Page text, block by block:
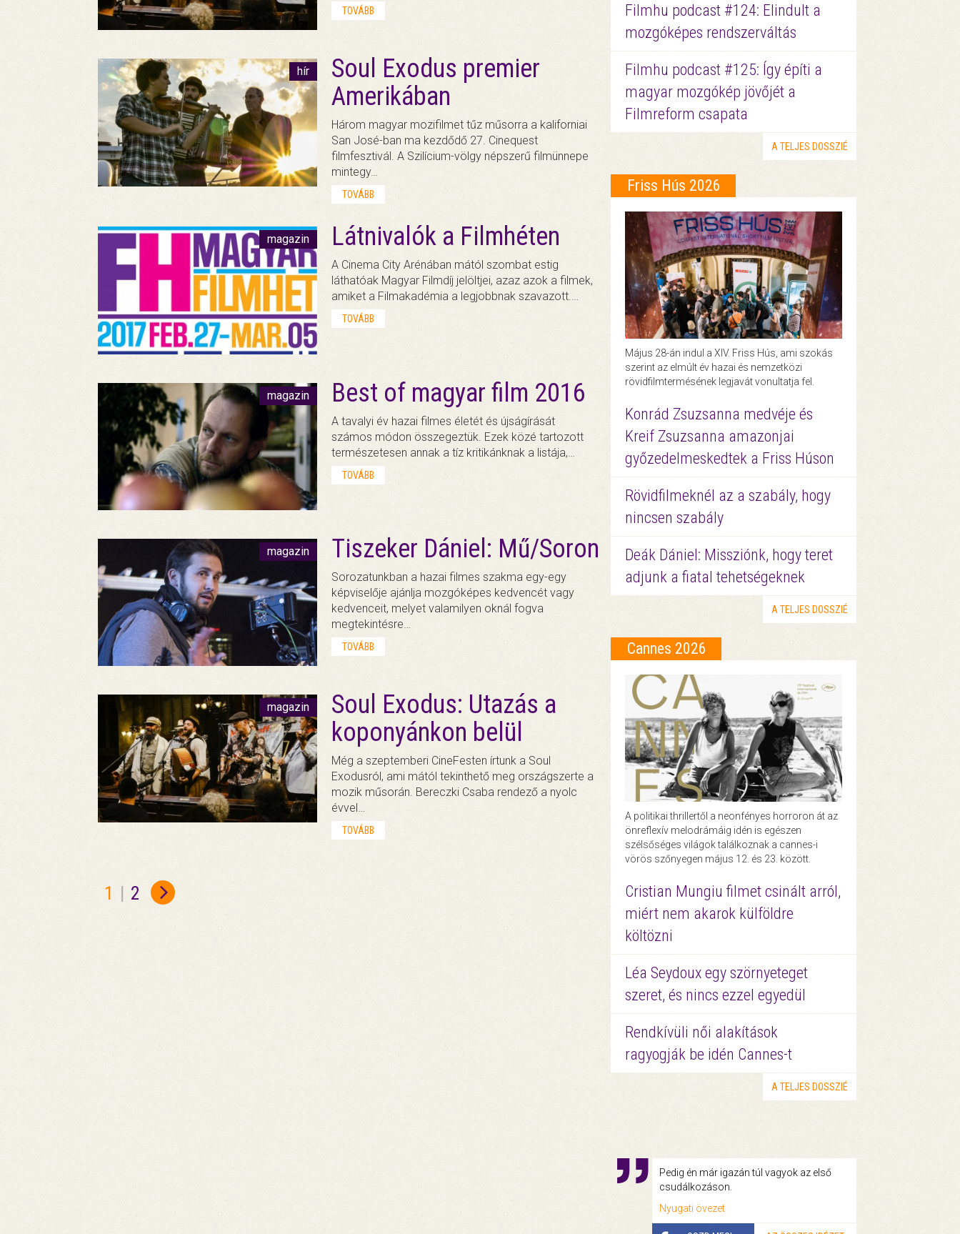
TOVÁBB
hír
Soul Exodus premier
Amerikában
Három magyar mozifilmet tűz műsorra a kaliforniai
San José-ban ma kezdődő 27. Cinequest
filmfesztivál. A Szilícium-völgy népszerű filmünnepe
mintegy…
TOVÁBB
magazin Látnivalók a Filmhéten
A Cinema City Arénában mától szombat estig
láthatóak Magyar Filmdíj jelöltjei, azaz azok a filmek,
amiket a Filmakadémia a legjobbnak szavazott.…
TOVÁBB
magazin Best of magyar film 2016
A tavalyi év hazai filmes életét és újságírását
számos módon összegeztük. Ezek közé tartozott
természetesen annak a tíz kritikánknak a listája,…
TOVÁBB
magazin Tiszeker Dániel: Mű/Soron
Sorozatunkban a hazai filmes szakma egy-egy
képviselője ajánlja mozgóképes kedvencét vagy
kedvenceit, melyet valamilyen oknál fogva
megtekintésre…
TOVÁBB
magazin
Soul Exodus: Utazás a
koponyánkon belül
Még a szeptemberi CineFesten írtunk a Soul
Exodusról, ami mától tekinthető meg országszerte a
mozik műsorán. Bereczki Csaba rendező a nyolc
évvel…
TOVÁBB
1 | 2
Filmhu podcast #124: Elindult a
mozgóképes rendszerváltás
Filmhu podcast #125: Így építi a
magyar mozgókép jövőjét a
Filmreform csapata
A TELJES DOSSZIÉ
Friss Hús 2026
Május 28-án indul a XIV. Friss Hús, ami szokás
szerint az elmúlt év hazai és nemzetközi
rövidfilmtermésének legjavát vonultatja fel.
Konrád Zsuzsanna medvéje és
Kreif Zsuzsanna amazonjai
győzedelmeskedtek a Friss Húson
Rövidfilmeknél az a szabály, hogy
nincsen szabály
Deák Dániel: Missziónk, hogy teret
adjunk a fiatal tehetségeknek
A TELJES DOSSZIÉ
Cannes 2026
A politikai thrillertől a neonfényes horroron át az
önreflexív melodrámáig idén is egészen
szélsőséges világok találkoznak a cannes-i
vörös szőnyegen május 12. és 23. között.
Cristian Mungiu filmet csinált arról,
miért nem akarok külföldre
költözni
Léa Seydoux egy szörnyeteget
szeret, és nincs ezzel egyedül
Rendkívüli női alakítások
ragyogják be idén Cannes-t
A TELJES DOSSZIÉ
Pedig én már igazán túl vagyok az első
csudálkozáson.
Nyugati övezet